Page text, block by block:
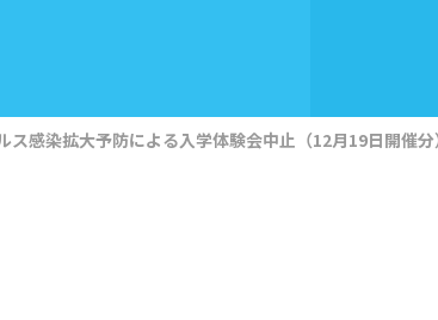
ス感染拡大予防による入学体験会中止（12月19日開催